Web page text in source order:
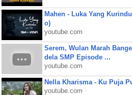
Mahen - Luka Yang
o)
youtube.com
Serem, Wulan Marah
dela SMP Episode ...
youtube.com
Nella Kharisma - Ku Puja
youtube.com